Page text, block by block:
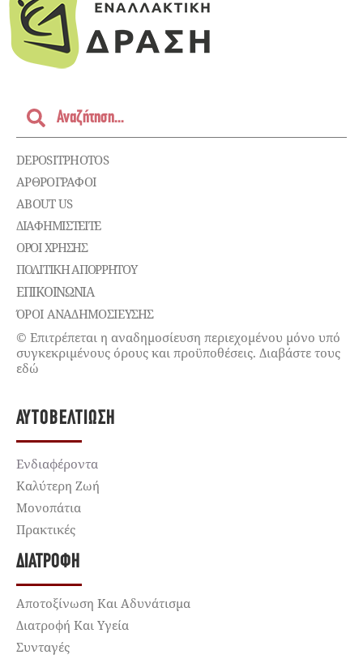
DEPOSITPHOTOS
ΑΡΘΡΟΓΡΑΦΟΙ
ABOUT US
ΔΙΑΦΗΜΙΣΤΕΊΤΕ
ΌΡΟΙ ΧΡΉΣΗΣ
ΠΟΛΙΤΙΚΉ ΑΠΟΡΡΉΤΟΥ
ΕΠΙΚΟΙΝΩΝΊΑ
ΌΡΟΙ ΑΝΑΔΗΜΟΣΙΕΥΣΗΣ
© Επιτρέπεται η αναδημοσίευση περιεχομένου μόνο υπό
συγκεκριμένους όρους και προϋποθέσεις. Διαβάστε τους
εδώ
ΑΥΤΟΒΕΛΤΊΩΣΗ
Ενδιαφέροντα
Καλύτερη Ζωή
Μονοπάτια
Πρακτικές
ΔΙΑΤΡΟΦΉ
Αποτοξίνωση Και Αδυνάτισμα
Διατροφή Και Υγεία
Συνταγές